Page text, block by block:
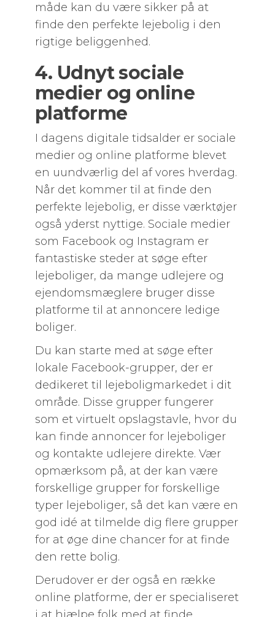
måde kan du være sikker på at
finde den perfekte lejebolig i den
rigtige beliggenhed.
4. Udnyt sociale
medier og online
platforme
I dagens digitale tidsalder er sociale
medier og online platforme blevet
en uundværlig del af vores hverdag.
Når det kommer til at finde den
perfekte lejebolig, er disse værktøjer
også yderst nyttige. Sociale medier
som Facebook og Instagram er
fantastiske steder at søge efter
lejeboliger, da mange udlejere og
ejendomsmæglere bruger disse
platforme til at annoncere ledige
boliger.
Du kan starte med at søge efter
lokale Facebook-grupper, der er
dedikeret til lejeboligmarkedet i dit
område. Disse grupper fungerer
som et virtuelt opslagstavle, hvor du
kan finde annoncer for lejeboliger
og kontakte udlejere direkte. Vær
opmærksom på, at der kan være
forskellige grupper for forskellige
typer lejeboliger, så det kan være en
god idé at tilmelde dig flere grupper
for at øge dine chancer for at finde
den rette bolig.
Derudover er der også en række
online platforme, der er specialiseret